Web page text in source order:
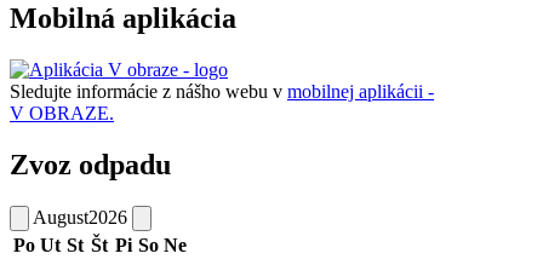
Mobilná aplikácia
Sledujte informácie z nášho webu v mobilnej aplikácii -
V OBRAZE.
Zvoz odpadu
August2026
Po Ut St Št Pi So Ne